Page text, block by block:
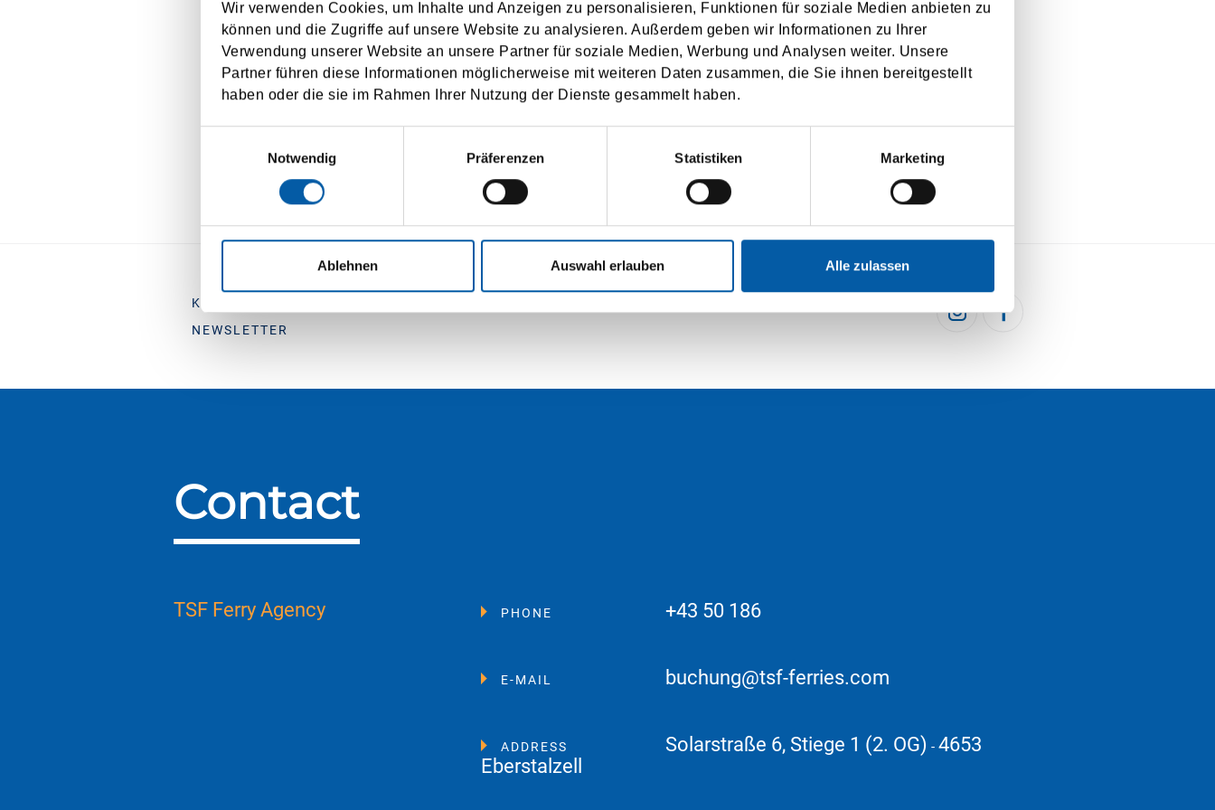
Wir verwenden Cookies, um Inhalte und Anzeigen zu personalisieren, Funktionen für soziale Medien anbieten zu
können und die Zugriffe auf unsere Website zu analysieren. Außerdem geben wir Informationen zu Ihrer
Verwendung unserer Website an unsere Partner für soziale Medien, Werbung und Analysen weiter. Unsere
Partner führen diese Informationen möglicherweise mit weiteren Daten zusammen, die Sie ihnen bereitgestellt
haben oder die sie im Rahmen Ihrer Nutzung der Dienste gesammelt haben.
Notwendig
Präferenzen Statistiken Marketing
Ablehnen Auswahl erlauben Alle zulassen
of charge at any time.
I agree to the use of my personal data according to theprivacy policy
SUBMIT
KONTAKT
NEWSLETTER
Contact
TSF Ferry Agency PHONE +43 50 186
E-MAIL buchung@tsf-ferries.com
ADDRESS Solarstraße 6, Stiege 1 (2. OG) - 4653
Eberstalzell